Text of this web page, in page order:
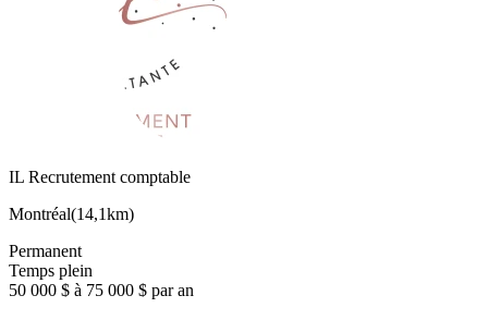
IL Recrutement comptable
Montréal(14,1km)
Permanent
Temps plein
50 000 $ à 75 000 $ par an